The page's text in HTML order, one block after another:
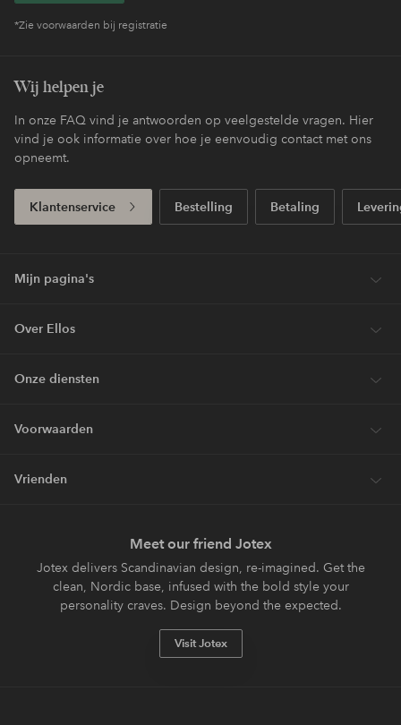
*Zie voorwaarden bij registratie
Wij helpen je
In onze FAQ vind je antwoorden op veelgestelde vragen. Hier
vind je ook informatie over hoe je eenvoudig contact met ons
opneemt.
Klantenservice Bestelling Betaling
Mijn pagina's
Over Ellos
Onze diensten
Voorwaarden
Vrienden
Meet our friend Jotex
Jotex delivers Scandinavian design, re-imagined. Get the
clean, Nordic base, infused with the bold style your
personality craves. Design beyond the expected.
Visit Jotex